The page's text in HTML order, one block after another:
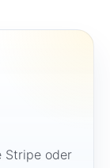
Stripe oder